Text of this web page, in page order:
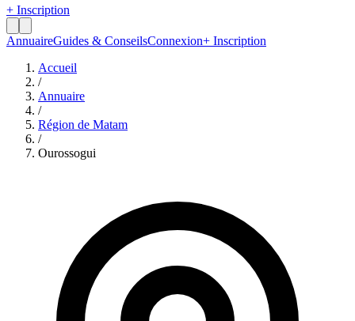
+ Inscription
AnnuaireGuides & ConseilsConnexion+ Inscription
Accueil
/
Annuaire
/
Région de Matam
/
Ourossogui